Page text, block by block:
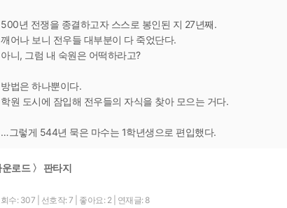
500년 전쟁을 종결하고자 스스로 봉인된 지 27년째.
깨어나 보니 전우들 대부분이 다 죽었단다.
아니, 그럼 내 숙원은 어떡하라고?
방법은 하나뿐이다.
학원 도시에 잠입해 전우들의 자식을 찾아 모으는 거다.
…그렇게 544년 묵은 마수는 1학년생으로 편입했다.
운로드 〉 판타지
수: 307 선호작: 7 좋아요: 2 연재글: 8